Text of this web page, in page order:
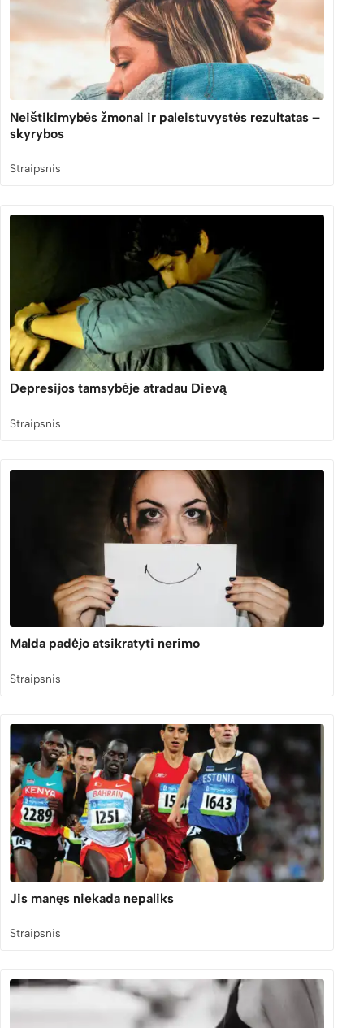
Neištikimybės žmonai ir paleistuvystės rezultatas –
skyrybos
Straipsnis
Depresijos tamsybėje atradau Dievą
Straipsnis
Malda padėjo atsikratyti nerimo
Straipsnis
Jis manęs niekada nepaliks
Straipsnis